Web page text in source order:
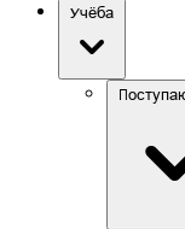
Учёба